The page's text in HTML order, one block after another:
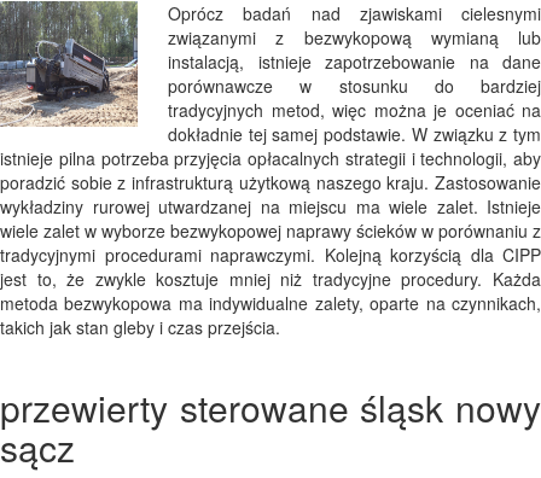
Oprócz badań nad zjawiskami cielesnymi
związanymi z bezwykopową wymianą lub
instalacją, istnieje zapotrzebowanie na dane
porównawcze w stosunku do bardziej
tradycyjnych metod, więc można je oceniać na
dokładnie tej samej podstawie. W związku z tym
istnieje pilna potrzeba przyjęcia opłacalnych strategii i technologii, aby
poradzić sobie z infrastrukturą użytkową naszego kraju. Zastosowanie
wykładziny rurowej utwardzanej na miejscu ma wiele zalet. Istnieje
wiele zalet w wyborze bezwykopowej naprawy ścieków w porównaniu z
tradycyjnymi procedurami naprawczymi. Kolejną korzyścią dla CIPP
jest to, że zwykle kosztuje mniej niż tradycyjne procedury. Każda
metoda bezwykopowa ma indywidualne zalety, oparte na czynnikach,
takich jak stan gleby i czas przejścia.
przewierty sterowane śląsk nowy
sącz